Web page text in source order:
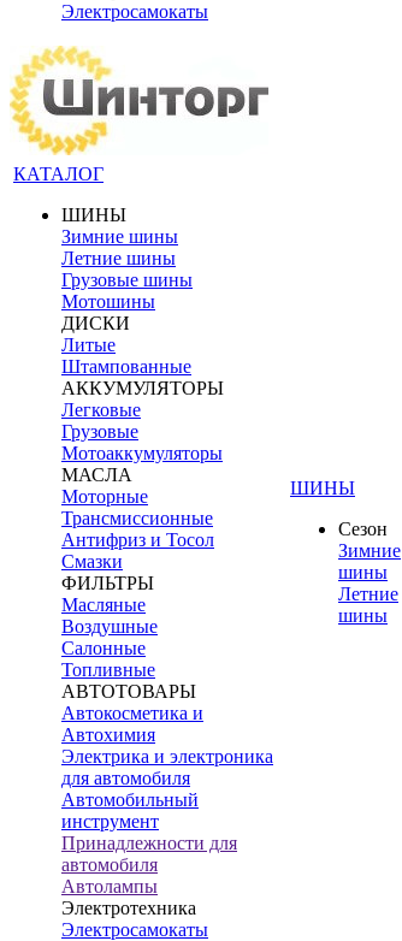
Электросамокаты
КАТАЛОГ
ШИНЫ
Зимние шины
Летние шины
Грузовые шины
Мотошины
ДИСКИ
Литые
Штампованные
АККУМУЛЯТОРЫ
Легковые
Грузовые
Мотоаккумуляторы
МАСЛА
Моторные
Трансмиссионные
Антифриз и Тосол
Смазки
ФИЛЬТРЫ
Масляные
Воздушные
Салонные
Топливные
АВТОТОВАРЫ
Автокосметика и
Автохимия
Электрика и электроника
для автомобиля
Автомобильный
инструмент
Принадлежности для
автомобиля
Автолампы
Электротехника
Электросамокаты
ШИНЫ
Сезон
Зимние
шины
Летние
шины